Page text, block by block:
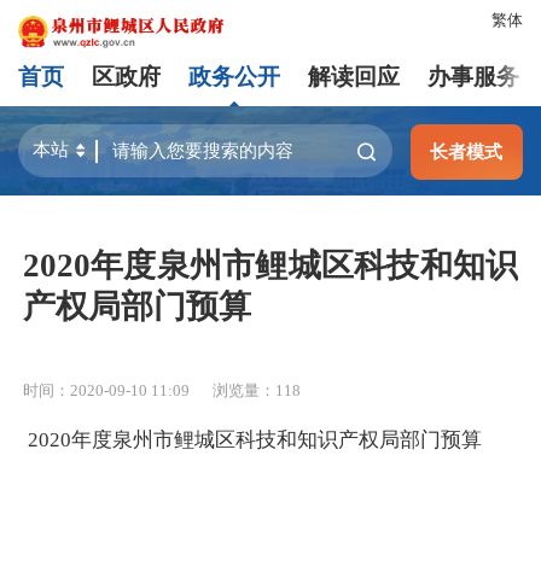
繁体
首页 区政府 政务公开 解读回应 办事服务
长者模式
2020年度泉州市鲤城区科技和知识
产权局部门预算
时间：2020-09-10 11:09 浏览量： 118
2020年度泉州市鲤城区科技和知识产权局部门预算